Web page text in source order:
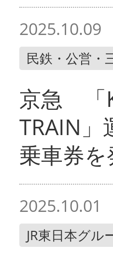
2025.10.09
民鉄・公営・
京急 「
TRAIN
乗車券を
2025.10.01
JR東日本グル